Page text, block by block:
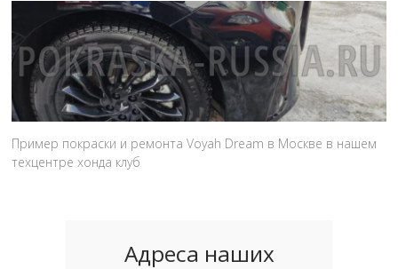
Пример покраски и ремонта Voyah Dream в Москве в нашем
техцентре хонда клуб
Адреса наших